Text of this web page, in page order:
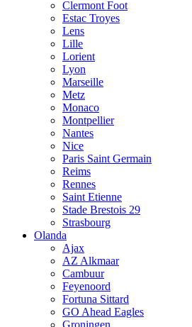
Clermont Foot
Estac Troyes
Lens
Lille
Lorient
Lyon
Marseille
Metz
Monaco
Montpellier
Nantes
Nice
Paris Saint Germain
Reims
Rennes
Saint Etienne
Stade Brestois 29
Strasbourg
Olanda
Ajax
AZ Alkmaar
Cambuur
Feyenoord
Fortuna Sittard
GO Ahead Eagles
Groningen